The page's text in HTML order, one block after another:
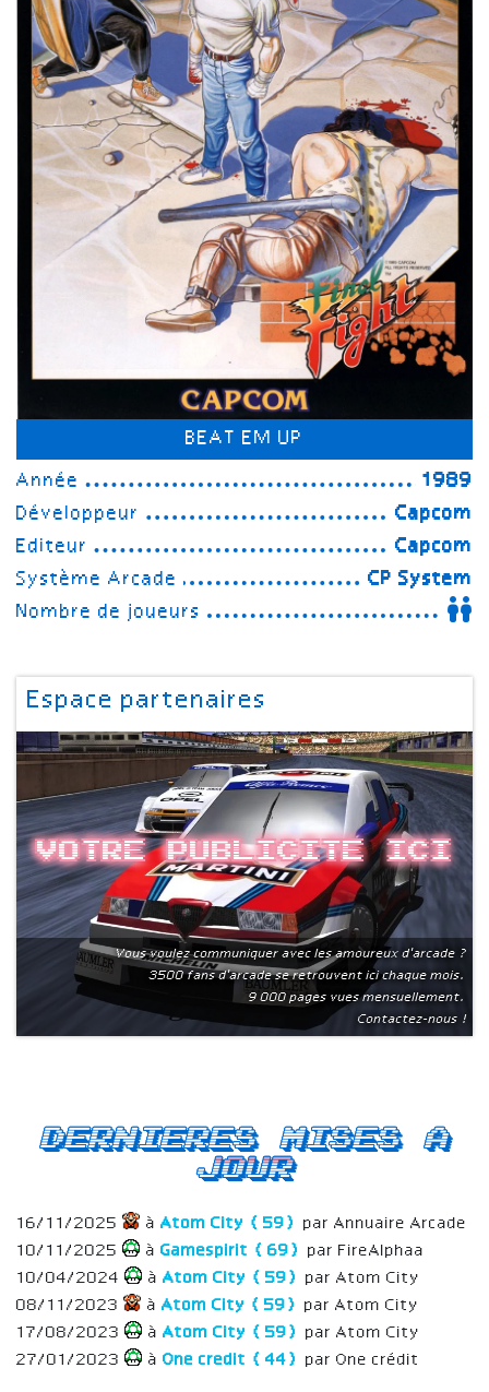
BEAT EM UP
Année
1989
Développeur
Capcom
Editeur
Capcom
Système Arcade
CP System
Nombre de joueurs
Espace partenaires
Votre publicite ici
Vous voulez communiquer avec les amoureux d'arcade ?
3500 fans d'arcade se retrouvent ici chaque mois.
9 000 pages vues mensuellement.
Contactez-nous !
Dernieres mises a
jour
16/11/2025 à Atom City (59)
par Annuaire Arcade
10/11/2025
à Gamespirit (69)
par FireAlphaa
10/04/2024
à Atom City (59)
par Atom City
08/11/2023
à Atom City (59)
par Atom City
17/08/2023
à Atom City (59)
par Atom City
27/01/2023
à One credit (44) par One crédit